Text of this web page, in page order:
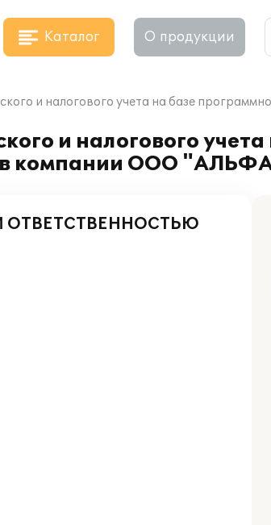
Каталог О продукции
и налогового учета на базе
и налогового
в компании ООО